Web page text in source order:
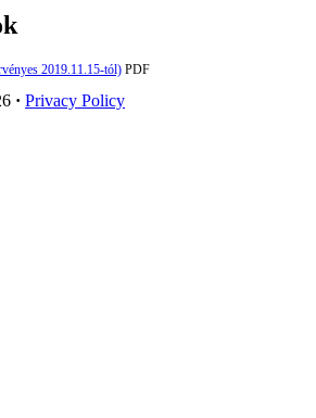
2019.11.15-tól) PDF
· Privacy Policy